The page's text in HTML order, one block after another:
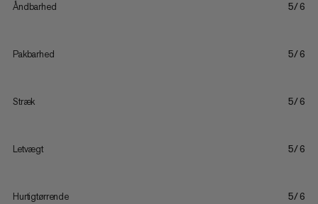
Åndbarhed 5/6
Pakbarhed 5/6
Stræk 5/6
Letvægt 5/6
Hurtigtørrende 5/6